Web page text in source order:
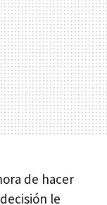
de hacer
le